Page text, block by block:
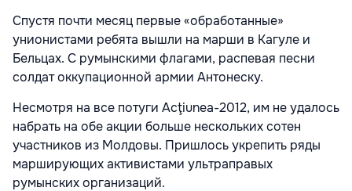
Спустя почти месяц первые «обработанные»
унионистами ребята вышли на марши в Кагуле и
Бельцах. С румынскими флагами, распевая песни
солдат оккупационной армии Антонеску.
Несмотря на все потуги Acţiunea-2012, им не удалось
набрать на обе акции больше нескольких сотен
участников из Молдовы. Пришлось укрепить ряды
марширующих активистами ультраправых
румынских организаций.